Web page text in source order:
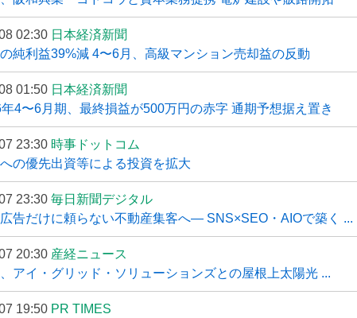
02:30 日本経済新聞
純利益39%減 4〜6月、高級マンション売却益の反動
01:50 日本経済新聞
4〜6月期、最終損益が500万円の赤字 通期予想据え置き
23:30 時事ドットコム
の優先出資等による投資を拡大
23:30 毎日新聞デジタル
告だけに頼らない不動産集客へ― SNS×SEO・AIOで築く ...
20:30 産経ニュース
アイ・グリッド・ソリューションズとの屋根上太陽光 ...
19:50 PR TIMES